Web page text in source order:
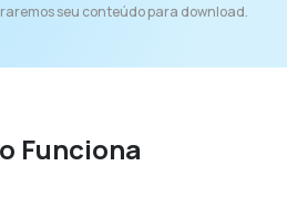
seu conteúdo para download.
Funciona